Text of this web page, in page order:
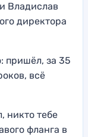
Владислав
директора
пришёл, за 35
всё
никто тебе
фланга в